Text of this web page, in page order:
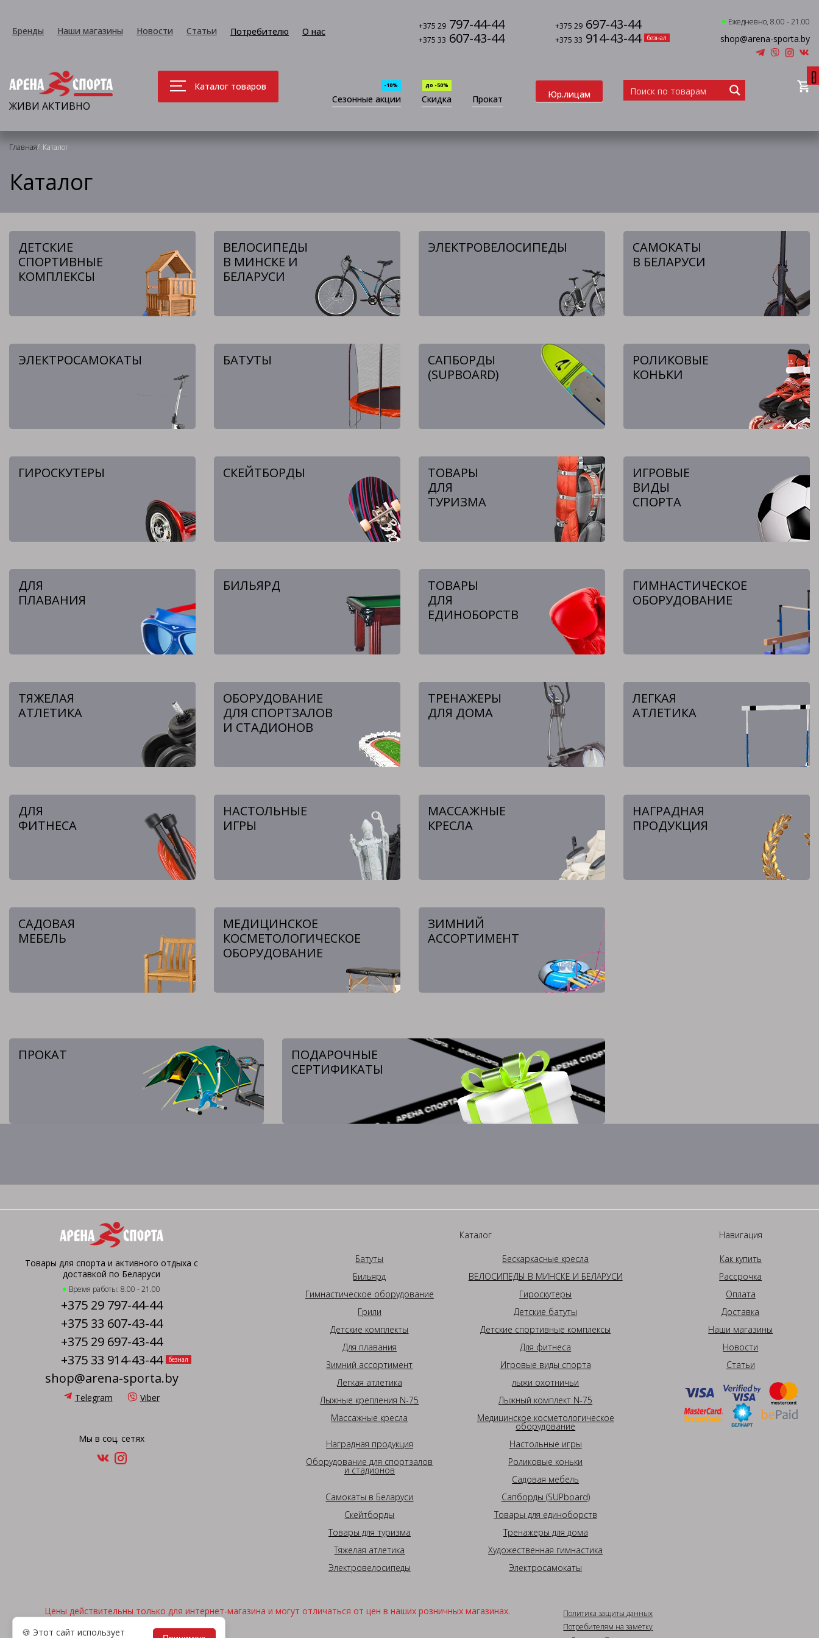
Бренды Наши магазины Новости Статьи Потребителю О нас +375 29 797-44-44 +375 29 697-43-44
+375 33 607-43-44 +375 33 914-43-44 безнал
Ежедневно, 8.00 - 21.00
shop@arena-sporta.by
ЖИВИ АКТИВНО
Каталог товаров
Сезонные акции
-10%
Скидка
до -50%
Прокат Юр.лицам
0
Главная/ Каталог
Каталог
ДЕТСКИЕ
СПОРТИВНЫЕ
КОМПЛЕКСЫ
ВЕЛОСИПЕДЫ
В МИНСКЕ И
БЕЛАРУСИ
ЭЛЕКТРОВЕЛОСИПЕДЫ
САМОКАТЫ
В БЕЛАРУСИ
ЭЛЕКТРОСАМОКАТЫ БАТУТЫ
САПБОРДЫ
(SUPBOARD)
РОЛИКОВЫЕ
КОНЬКИ
ГИРОСКУТЕРЫ СКЕЙТБОРДЫ
ТОВАРЫ
ДЛЯ
ТУРИЗМА
ИГРОВЫЕ
ВИДЫ
СПОРТА
ДЛЯ
ПЛАВАНИЯ
БИЛЬЯРД
ТОВАРЫ
ДЛЯ
ЕДИНОБОРСТВ
ГИМНАСТИЧЕСКОЕ
ОБОРУДОВАНИЕ
ТЯЖЕЛАЯ
АТЛЕТИКА
ОБОРУДОВАНИЕ
ДЛЯ СПОРТЗАЛОВ
И СТАДИОНОВ
ТРЕНАЖЕРЫ
ДЛЯ ДОМА
ЛЕГКАЯ
АТЛЕТИКА
ДЛЯ
ФИТНЕСА
НАСТОЛЬНЫЕ
ИГРЫ
МАССАЖНЫЕ
КРЕСЛА
НАГРАДНАЯ
ПРОДУКЦИЯ
САДОВАЯ
МЕБЕЛЬ
МЕДИЦИНСКОЕ
КОСМЕТОЛОГИЧЕСКОЕ
ОБОРУДОВАНИЕ
ЗИМНИЙ
АССОРТИМЕНТ
ПРОКАТ
ПОДАРОЧНЫЕ
СЕРТИФИКАТЫ
Товары для спорта и активного отдыха с
доставкой по Беларуси
Время работы: 8.00 - 21.00
+375 29 797-44-44
+375 33 607-43-44
+375 29 697-43-44
+375 33 914-43-44
безнал
shop@arena-sporta.by
Telegram Viber
Мы в соц. сетях
Каталог
Батуты
Бескаркасные кресла
Бильярд
ВЕЛОСИПЕДЫ В МИНСКЕ И БЕЛАРУСИ
Гимнастическое оборудование
Гироскутеры
Грили
Детские батуты
Детские комплекты
Детские спортивные комплексы
Для плавания
Для фитнеса
Зимний ассортимент
Игровые виды спорта
Легкая атлетика
лыжи охотничьи
Лыжные крепления N-75
Лыжный комплект N-75
Массажные кресла
Медицинское косметологическое
оборудование
Наградная продукция
Настольные игры
Оборудование для спортзалов
и стадионов
Роликовые коньки
Садовая мебель
Самокаты в Беларуси
Сапборды (SUPboard)
Скейтборды
Товары для единоборств
Товары для туризма
Тренажеры для дома
Тяжелая атлетика
Художественная гимнастика
Электровелосипеды
Электросамокаты
Навигация
Как купить
Рассрочка
Оплата
Доставка
Наши магазины
Новости
Статьи
Цены действительны только для интернет-магазина и могут отличаться от цен в наших розничных магазинах.
Политика защиты данных
Потребителям на заметку
🍪 Этот сайт использует